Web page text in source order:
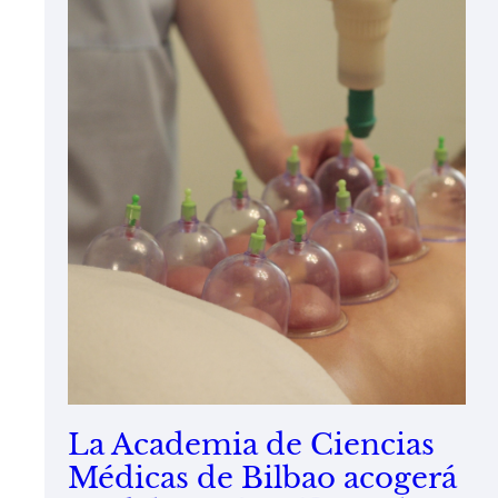
La Academia de Ciencias
Médicas de Bilbao acogerá